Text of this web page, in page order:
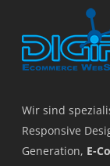
Wir sind
Responsive
Generation, E-